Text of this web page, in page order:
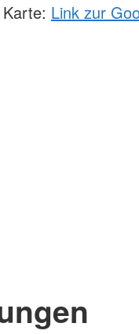
Karte: Link zur